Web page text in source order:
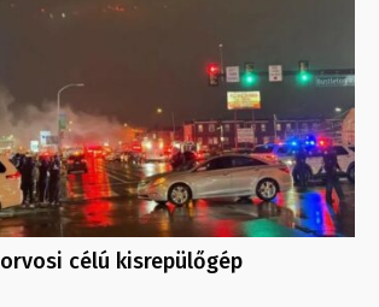
célú kisrepülőgép